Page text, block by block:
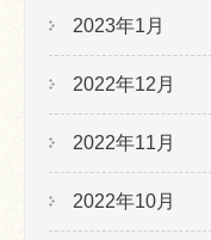
2023年1月
2022年12月
2022年11月
2022年10月